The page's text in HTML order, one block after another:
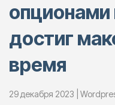
опционами
достиг
время
29 декабря 2023 |